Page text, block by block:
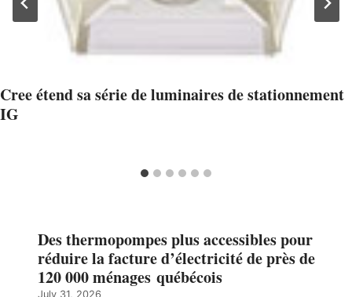
Cree étend sa série de luminaires de stationnement
IG
Des thermopompes plus accessibles pour
réduire la facture d’électricité de près de
120 000 ménages québécois
July 31, 2026